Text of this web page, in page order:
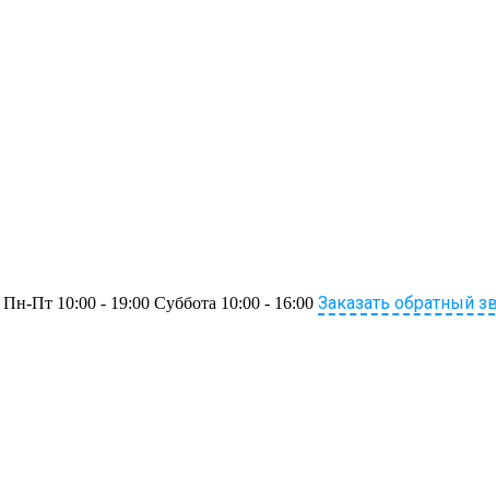
Пн-Пт 10:00 - 19:00 Суббота 10:00 - 16:00 Заказать обратный